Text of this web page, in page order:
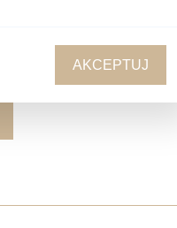
z
AKCEPTUJ